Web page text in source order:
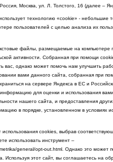
Москва, ул. Л. Толстого, 16 (далее –
технологию «cookie» - небольшие
пользователей с целью анализа их
файлы, размещаемые на компьютере
активности. Собранная при помощи
вас, однако может помочь нам улучшить
вами данного сайта, собранная при
на сервере Яндекса в ЕС и
для оценки и использования
нашего сайта, и предоставления
в порядке, установленном в условиях
cookies, выбрав
использовать инструмент –
general/opt-out.html. Однако это может
Используя этот сайт, вы соглашаетесь на